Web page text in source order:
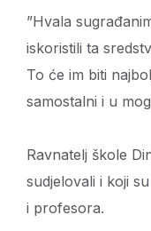
”Hvala
iskoristili ta
To će im biti
samostalni i u
Ravnatelj škole
sudjelovali i koji
i profesora.